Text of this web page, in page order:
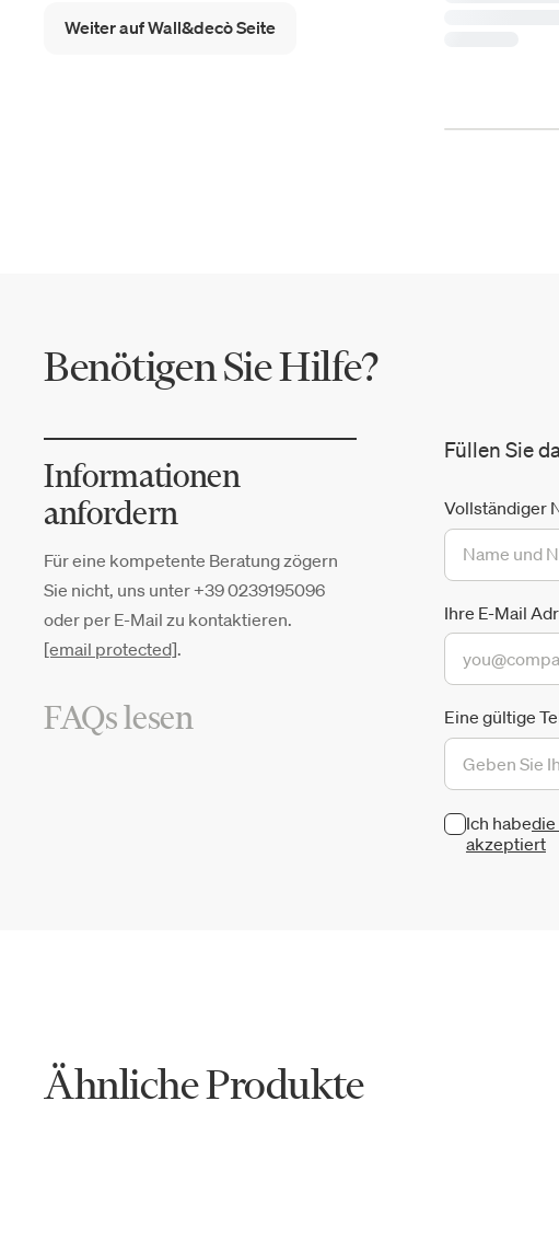
möglichen Anwendungen in der Welt
es, durch Farbe und Fantasie
Umgebung suggestive Atmosphären
mit einer starken Persönlichkeit zu
schaffen.
Weiter auf Wall&decò Seite
Benötigen Sie Hilfe?
Informationen
anfordern
Für eine kompetente Beratung zögern
Sie nicht, uns unter +39 0239195096
oder per E-Mail zu kontaktieren.
[email protected].
FAQs lesen
Füllen Sie
Vollständiger
Ihre E-Mail
Eine gültige
Ich habedie
akzeptiert
Ähnliche Produkte